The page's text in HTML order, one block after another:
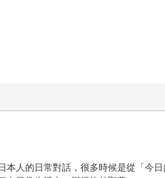
人的日常對話，很多時候是從「今